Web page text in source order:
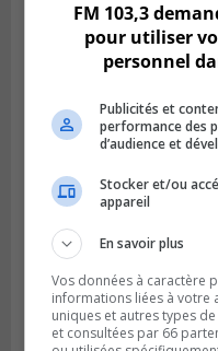
Publié le 29 juillet 2026 à
Des travaux de
entraînent des
FM 103,3
pour utiliser
personnel
Publicités et
performance des
d’audience et
Stocker et/ou
appareil
En savoir plus
Vos données à caractère
informations liées à votre
uniques et autres types
et consultées par 66